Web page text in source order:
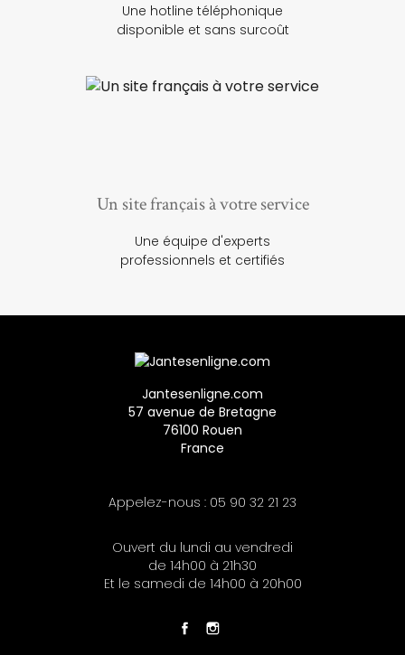
Une hotline téléphonique
disponible et sans surcoût
Un site français à votre service
Une équipe d'experts
professionnels et certifiés
Jantesenligne.com
57 avenue de Bretagne
76100 Rouen
France
Appelez-nous : 05 90 32 21 23
Ouvert du lundi au vendredi
de 14h00 à 21h30
Et le samedi de 14h00 à 20h00